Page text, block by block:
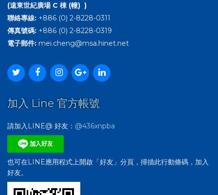
(遠東世紀廣場 C 棟 (幢) )
聯絡專線: +886 (0) 2-8228-0311
傳真號碼: +886 (0) 2-8228-0319
電子郵件: mei.cheng@msa.hinet.net
加入 Line 官方帳號
請加入LINE@ 好友： @436xnpba
也可在LINE應用程式上開啟「好友」分頁，掃描此行動條碼，加入
好友。